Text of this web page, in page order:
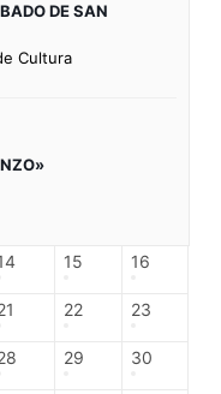
DE SAN
Cultura
15 16
22 23
29 30